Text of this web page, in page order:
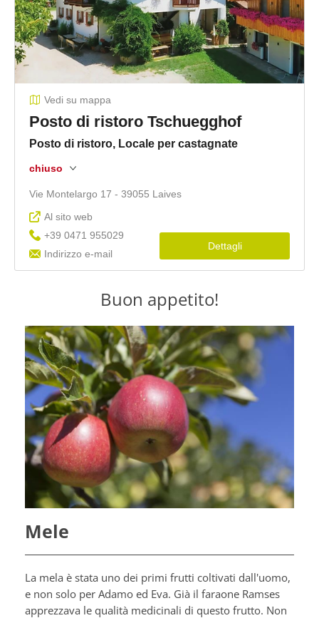
Buon appetito!
Mele
La mela è stata uno dei primi frutti coltivati dall'uomo,
e non solo per Adamo ed Eva. Già il faraone Ramses
apprezzava le qualità medicinali di questo frutto. Non